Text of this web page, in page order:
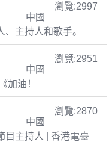
瀏覽:2997
中國
主持人和歌手。
瀏覽:2951
中國
加油！
瀏覽:2870
中國
目主持人 | 香港電臺